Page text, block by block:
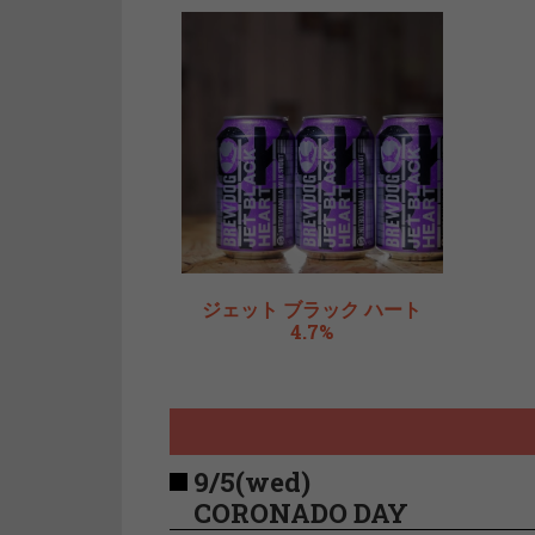
ジェット ブラック ハート
4.7%
9/5(wed)
CORONADO DAY